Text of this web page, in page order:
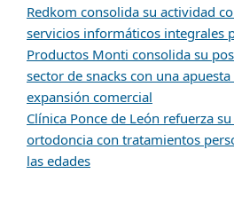
Redkom consolida su actividad
servicios informáticos integrales
Productos Monti consolida su
sector de snacks con una
expansión comercial
Clínica Ponce de León refuerza
ortodoncia con tratamientos
las edades